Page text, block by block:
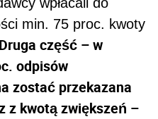
min. 75 proc. kwoty
Druga część – w
odpisów
zostać przekazana
z kwotą zwiększeń –